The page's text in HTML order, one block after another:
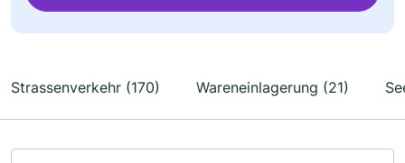
Strassenverkehr (170) Wareneinlagerung (21)